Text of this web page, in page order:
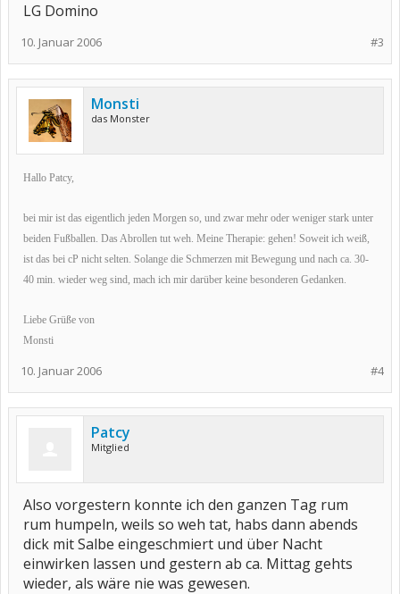
LG Domino
#3
10. Januar 2006
Monsti
das Monster
Hallo Patcy,
bei mir ist das eigentlich jeden Morgen so, und zwar mehr oder weniger stark unter
beiden Fußballen. Das Abrollen tut weh. Meine Therapie: gehen! Soweit ich weiß,
ist das bei cP nicht selten. Solange die Schmerzen mit Bewegung und nach ca. 30-
40 min. wieder weg sind, mach ich mir darüber keine besonderen Gedanken.
Liebe Grüße von
Monsti
#4
10. Januar 2006
Patcy
Mitglied
Also vorgestern konnte ich den ganzen Tag rum
rum humpeln, weils so weh tat, habs dann abends
dick mit Salbe eingeschmiert und über Nacht
einwirken lassen und gestern ab ca. Mittag gehts
wieder, als wäre nie was gewesen.